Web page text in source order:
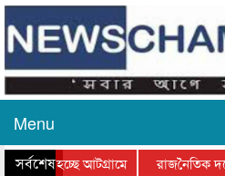
Menu
সর্বশেষ
হচ্ছে আটগ্রামে
রাজনৈতিক